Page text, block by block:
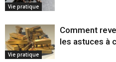
Vie pratique
Vie pratique
Comment
les astuces à